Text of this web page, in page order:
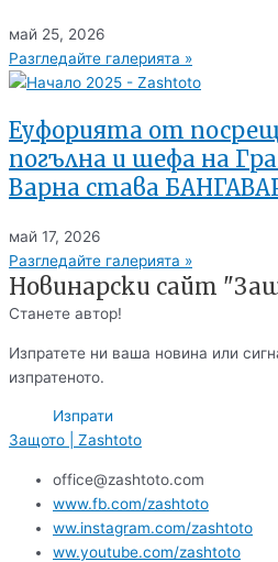
май 25, 2026
Разгледайте галерията »
Еуфорията от
погълна и шефа на
Варна става
май 17, 2026
Разгледайте галерията »
Новинарски сайт
Станете автор!
Изпратете ни ваша новина или
изпратеното.
Изпрати
Защото | Zashtoto
office@zashtoto.com
www.fb.com/zashtoto
ww.instagram.com/zashtoto
ww.youtube.com/zashtoto